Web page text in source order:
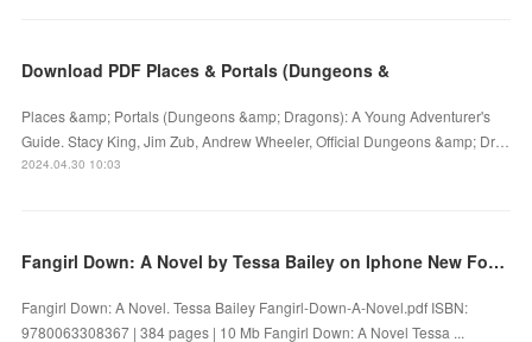
Download PDF Places & Portals (Dungeons &
Places &amp; Portals (Dungeons &amp; Dragons): A Young Adventurer's
Guide. Stacy King, Jim Zub, Andrew Wheeler, Official Dungeons &amp; Dr…
2024.04.30 10:03
Fangirl Down: A Novel by Tessa Bailey on Iphone New Format
Fangirl Down: A Novel. Tessa Bailey Fangirl-Down-A-Novel.pdf ISBN:
9780063308367 | 384 pages | 10 Mb Fangirl Down: A Novel Tessa ...